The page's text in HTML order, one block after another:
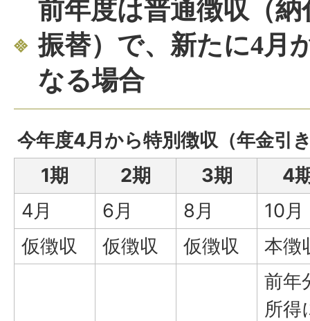
前年度は普通徴収（
振替）で、新たに4月
なる場合
今年度4月から特別徴収（年金引
1期
2期 3期
4
4月
6月 8月
10月
仮徴収
仮徴収 仮徴収 本徴
前年
所得